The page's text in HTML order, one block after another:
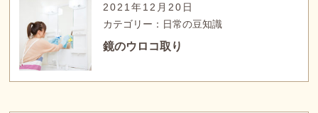
2021年12月20日
カテゴリー：日常の豆知識
鏡のウロコ取り